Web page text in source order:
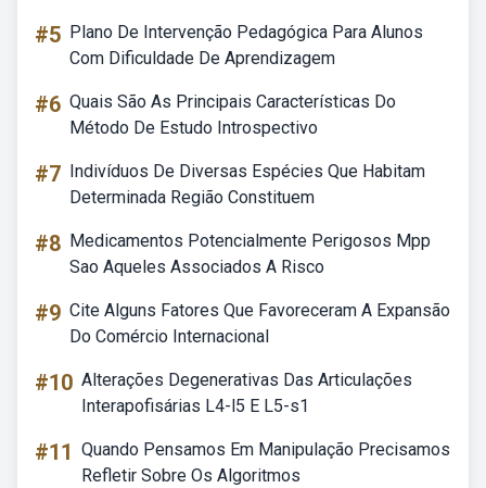
#5 Plano De Intervenção Pedagógica Para Alunos
Com Dificuldade De Aprendizagem
#6 Quais São As Principais Características Do
Método De Estudo Introspectivo
#7 Indivíduos De Diversas Espécies Que Habitam
Determinada Região Constituem
#8 Medicamentos Potencialmente Perigosos Mpp
Sao Aqueles Associados A Risco
#9 Cite Alguns Fatores Que Favoreceram A Expansão
Do Comércio Internacional
#10 Alterações Degenerativas Das Articulações
Interapofisárias L4-l5 E L5-s1
#11 Quando Pensamos Em Manipulação Precisamos
Refletir Sobre Os Algoritmos